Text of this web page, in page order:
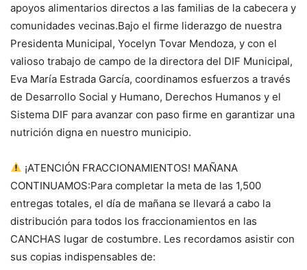
apoyos alimentarios directos a las familias de la cabecera y
comunidades vecinas.Bajo el firme liderazgo de nuestra
Presidenta Municipal, Yocelyn Tovar Mendoza, y con el
valioso trabajo de campo de la directora del DIF Municipal,
Eva María Estrada García, coordinamos esfuerzos a través
de Desarrollo Social y Humano, Derechos Humanos y el
Sistema DIF para avanzar con paso firme en garantizar una
nutrición digna en nuestro municipio.
¡ATENCIÓN FRACCIONAMIENTOS! MAÑANA
CONTINUAMOS:Para completar la meta de las 1,500
entregas totales, el día de mañana se llevará a cabo la
distribución para todos los fraccionamientos en las
CANCHAS lugar de costumbre. Les recordamos asistir con
sus copias indispensables de: